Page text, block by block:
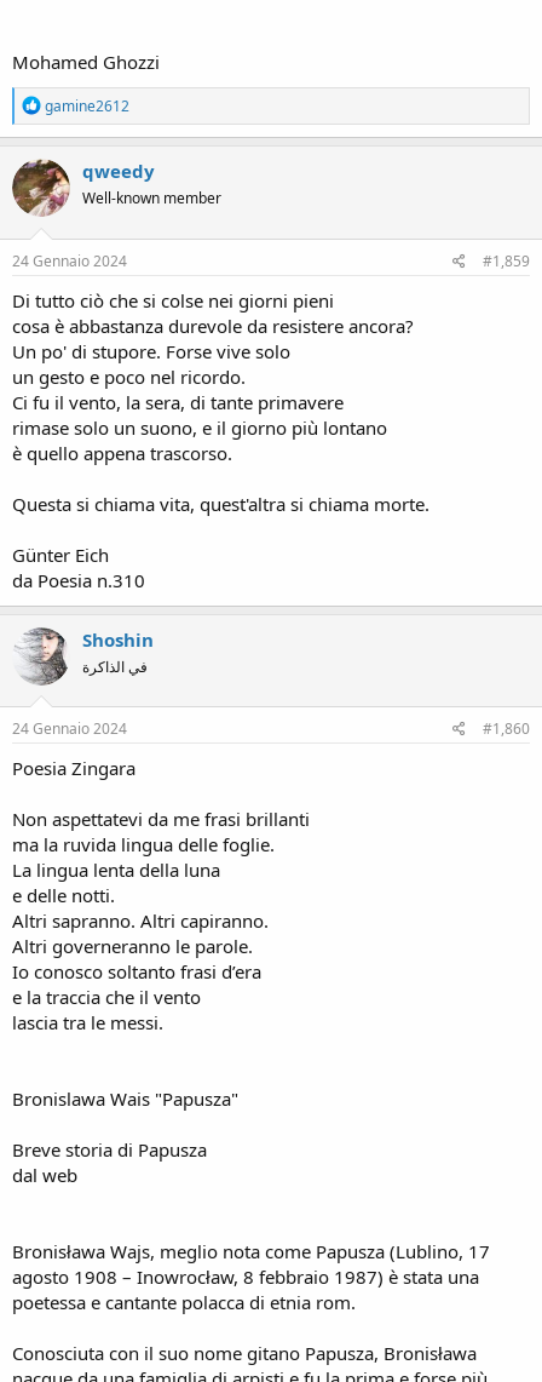
Mohamed Ghozzi
R
e
a
c
t
i
o
n
s
gamine2612
qweedy
Well-known member
24 Gennaio 2024 #1,859
Di tutto ciò che si colse nei giorni pieni
cosa è abbastanza durevole da resistere ancora?
Un po' di stupore. Forse vive solo
un gesto e poco nel ricordo.
Ci fu il vento, la sera, di tante primavere
rimase solo un suono, e il giorno più lontano
è quello appena trascorso.
Questa si chiama vita, quest'altra si chiama morte.
Günter Eich
da Poesia n.310
Shoshin
في الذاكرة
24 Gennaio 2024 #1,860
Poesia Zingara
Non aspettatevi da me frasi brillanti
ma la ruvida lingua delle foglie.
La lingua lenta della luna
e delle notti.
Altri sapranno. Altri capiranno.
Altri governeranno le parole.
Io conosco soltanto frasi d’era
e la traccia che il vento
lascia tra le messi.
Bronislawa Wais "Papusza"
Breve storia di Papusza
dal web
Bronisława Wajs, meglio nota come Papusza (Lublino, 17
agosto 1908 – Inowrocław, 8 febbraio 1987) è stata una
poetessa e cantante polacca di etnia rom.
Conosciuta con il suo nome gitano Papusza, Bronisława